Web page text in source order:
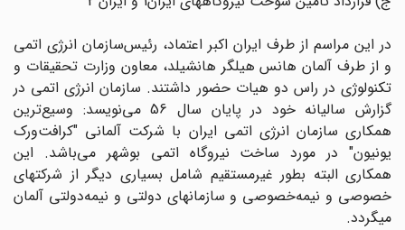
در این مراسم از طرف ایران اکبر اعتماد، رئیس‌سازمان انرژی اتمی
و از طرف آلمان هانس هیلگر هانشیلد، معاون وزارت تحقیقات و
تکنولوژی در راس دو هیات حضور داشتند. سازمان انرژی اتمی در
گزارش سالیانه خود در پایان سال 56 می‌نویسد: وسیع‌ترین
همکاری سازمان انرژی اتمی ایران با شرکت آلمانی "کرافت‌ورک
یونیون" در مورد ساخت نیروگاه اتمی بوشهر می‌باشد. این
همکاری البته بطور غیرمستقیم شامل بسیاری دیگر از شرکتهای
خصوصی و نیمه‌خصوصی و سازمانهای دولتی و نیمه‌دولتی آلمان
میگردد.